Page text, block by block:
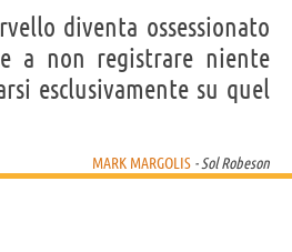
diventa ossessionato
a non registrare niente
esclusivamente su quel
MARK MARGOLIS - Sol Robeson